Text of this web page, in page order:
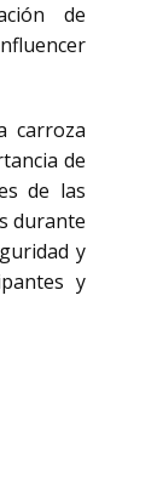
de
carroza
de
de las
durante
y
y